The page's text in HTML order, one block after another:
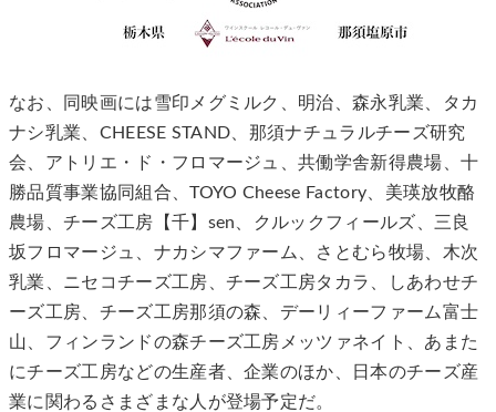
なお、同映画には雪印メグミルク、明治、森永乳業、タカ
ナシ乳業、CHEESE STAND、那須ナチュラルチーズ研究
会、アトリエ・ド・フロマージュ、共働学舎新得農場、十
勝品質事業協同組合、TOYO Cheese Factory、美瑛放牧酪
農場、チーズ工房【千】sen、クルックフィールズ、三良
坂フロマージュ、ナカシマファーム、さとむら牧場、木次
乳業、ニセコチーズ工房、チーズ工房タカラ、しあわせチ
ーズ工房、チーズ工房那須の森、デーリィーファーム富士
山、フィンランドの森チーズ工房メッツァネイト、あまた
にチーズ工房などの生産者、企業のほか、日本のチーズ産
業に関わるさまざまな人が登場予定だ。